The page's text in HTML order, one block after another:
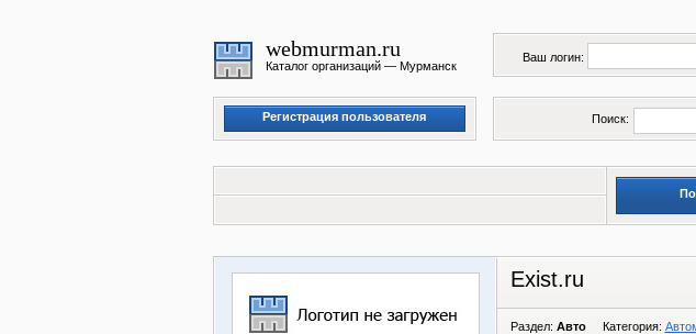
webmurman.ru
Каталог организаций — Мурманск
Ваш логин:
Регистрация пользователя Поиск:
Exist.ru
Раздел: Авто Категория: